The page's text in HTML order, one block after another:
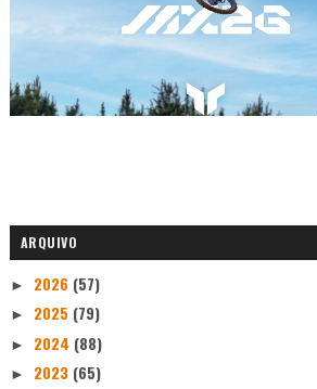
ARQUIVO
► 2026 (57)
► 2025 (79)
► 2024 (88)
► 2023 (65)